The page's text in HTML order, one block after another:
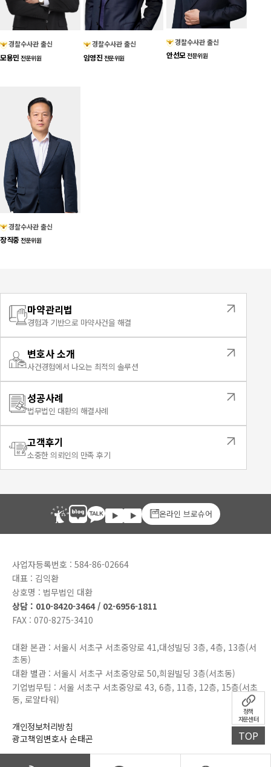
경찰수사관 출신
모용민 전문위원
경찰수사관 출신
임영진 전문위원
경찰수사관 출신
안선모전문위원
경찰수사관 출신
장직중전문위원
정책
자문센터
TOP
마약관리법
경험과 기반으로 마약사건을 해결
변호사 소개
사건경험에서 나오는 최적의 솔루션
성공사례
법무법인 대환의 해결사례
고객후기
소중한 의뢰인의 만족 후기
온라인 브로슈어
사업자등록번호 : 584-86-02664
대표 : 김익환
상호명 : 법무법인 대환
상담 : 010-8420-3464 / 02-6956-1811
FAX : 070-8275-3410
대환 본관 : 서울시 서초구 서초중앙로 41,대성빌딩 3층, 4층, 13층(서
초동)
대환 별관 : 서울시 서초구 서초중앙로 50,희원빌딩 3층(서초동)
기업법무팀 : 서울 서초구 서초중앙로 43, 6층, 11층, 12층, 15층(서초
동, 로얄타워)
개인정보처리방침
광고책임변호사 손태곤